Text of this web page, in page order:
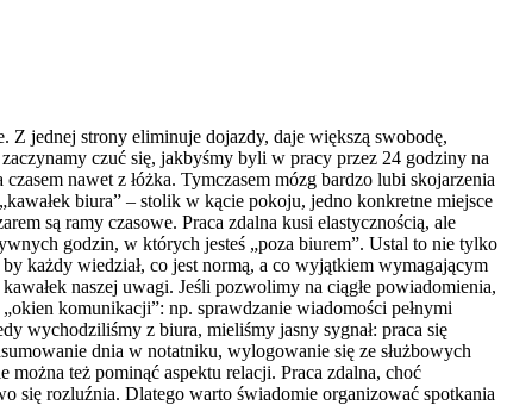
Z jednej strony eliminuje dojazdy, daje większą swobodę,
czuć się, jakbyśmy byli w pracy przez 24 godziny na
nawet z łóżka. Tymczasem mózg bardzo lubi skojarzenia
biura” – stolik w kącie pokoju, jedno konkretne miejsce
są ramy czasowe. Praca zdalna kusi elastycznością, ale
godzin, w których jesteś „poza biurem”. Ustal to nie tylko
by każdy wiedział, co jest normą, a co wyjątkiem wymagającym
naszej uwagi. Jeśli pozwolimy na ciągłe powiadomienia,
komunikacji”: np. sprawdzanie wiadomości pełnymi
wychodziliśmy z biura, mieliśmy jasny sygnał: praca się
dnia w notatniku, wylogowanie się ze służbowych
też pominąć aspektu relacji. Praca zdalna, choć
się rozluźnia. Dlatego warto świadomie organizować spotkania